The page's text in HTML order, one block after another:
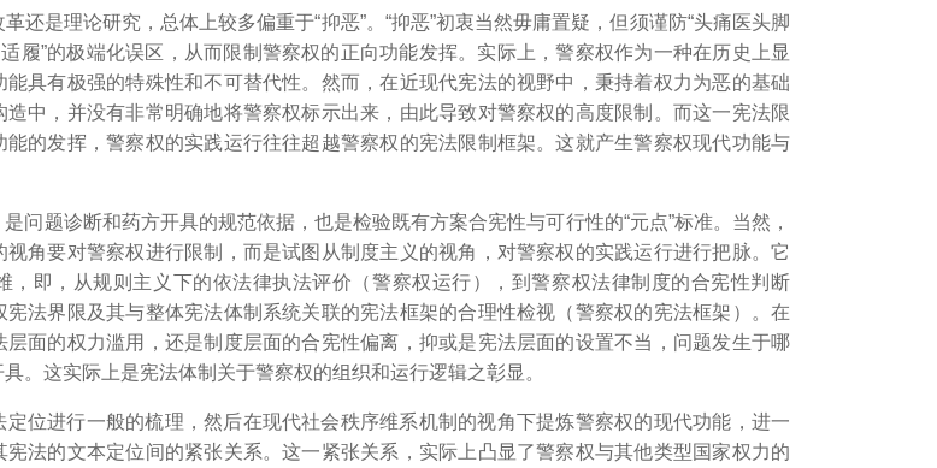
还是理论研究，总体上较多偏重于“抑恶”。“抑恶”初衷当然毋庸置疑，但须谨防“头痛医头脚
履”的极端化误区，从而限制警察权的正向功能发挥。实际上，警察权作为一种在历史上显
具有极强的特殊性和不可替代性。然而，在近现代宪法的视野中，秉持着权力为恶的基础
中，并没有非常明确地将警察权标示出来，由此导致对警察权的高度限制。而这一宪法限
的发挥，警察权的实践运行往往超越警察权的宪法限制框架。这就产生警察权现代功能与
问题诊断和药方开具的规范依据，也是检验既有方案合宪性与可行性的“元点”标准。当然，
角要对警察权进行限制，而是试图从制度主义的视角，对警察权的实践运行进行把脉。它
，即，从规则主义下的依法律执法评价（警察权运行），到警察权法律制度的合宪性判断
宪法界限及其与整体宪法体制系统关联的宪法框架的合理性检视（警察权的宪法框架）。在
面的权力滥用，还是制度层面的合宪性偏离，抑或是宪法层面的设置不当，问题发生于哪
。这实际上是宪法体制关于警察权的组织和运行逻辑之彰显。
位进行一般的梳理，然后在现代社会秩序维系机制的视角下提炼警察权的现代功能，进一
法的文本定位间的紧张关系。这一紧张关系，实际上凸显了警察权与其他类型国家权力的